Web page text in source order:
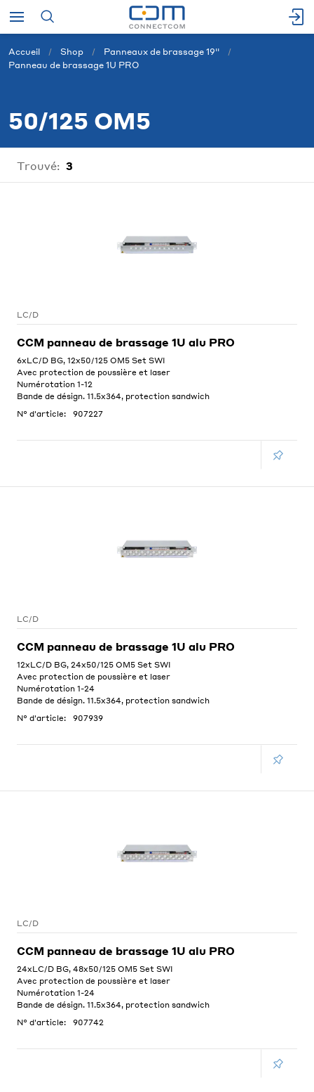
Accueil Shop
Panneaux de brassage 19''
Panneau de brassage 1U PRO
50/125 OM5
Trouvé: 3
LC/D
CCM panneau de brassage 1U alu PRO
6xLC/D BG, 12x50/125 OM5 Set SWI
Avec protection de poussière et laser
Numérotation 1-12
Bande de désign. 11.5x364, protection sandwich
N° d'article:
907227
LC/D
CCM panneau de brassage 1U alu PRO
12xLC/D BG, 24x50/125 OM5 Set SWI
Avec protection de poussière et laser
Numérotation 1-24
Bande de désign. 11.5x364, protection sandwich
N° d'article:
907939
LC/D
CCM panneau de brassage 1U alu PRO
24xLC/D BG, 48x50/125 OM5 Set SWI
Avec protection de poussière et laser
Numérotation 1-24
Bande de désign. 11.5x364, protection sandwich
N° d'article:
907742